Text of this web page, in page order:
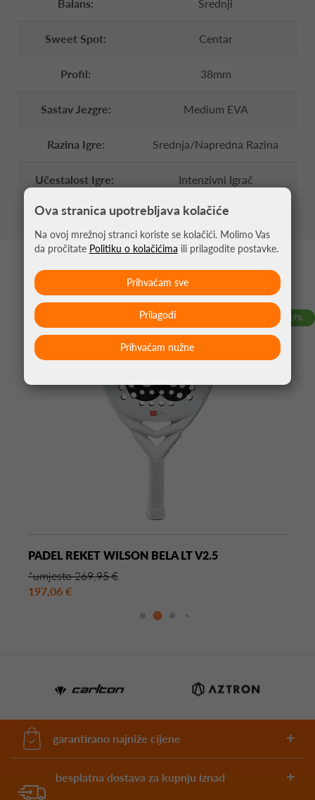
Balans: Srednji
Sweet Spot: Centar
Profil: 38mm
Sastav Jezgre: Medium EVA
Razina Igre: Srednja/Napredna Razina
Učestalost Igre: Intenzivni Igrač
MOŽDA VAS ZANIMA
-27%
PADEL REKET WILSON BELA LT V2.5
*umjesto 269,95 €
197,06 €
garantirano najniže cijene
besplatna dostava za kupnju iznad
Ova stranica upotrebljava kolačiće
Na ovoj mrežnoj stranci koriste se kolačići. Molimo Vas
da pročitate Politiku o kolačićima ili prilagodite postavke.
Prihvaćam nužne
Prilagodi
Prihvaćam sve